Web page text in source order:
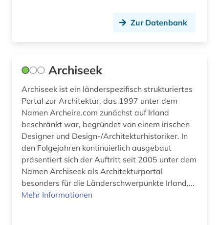
fallstudie (1)
fassadenbegrünung (1)
fernsehen (1)
fertigungstechnik (2)
feuerwehrwesen (1)
fid asien (1)
Zur Datenbank
Archiseek
Archiseek ist ein länderspezifisch strukturiertes
Portal zur Architektur, das 1997 unter dem
Namen Archeire.com zunächst auf Irland
beschränkt war, begründet von einem irischen
Designer und Design-/Architekturhistoriker. In
den Folgejahren kontinuierlich ausgebaut
präsentiert sich der Auftritt seit 2005 unter dem
Namen Archiseek als Architekturportal
besonders für die Länderschwerpunkte Irland,...
Mehr Informationen